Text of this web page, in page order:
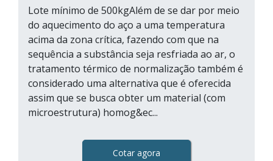
Lote mínimo de 500kgAlém de se dar por meio
do aquecimento do aço a uma temperatura
acima da zona crítica, fazendo com que na
sequência a substância seja resfriada ao ar, o
tratamento térmico de normalização também é
considerado uma alternativa que é oferecida
assim que se busca obter um material (com
microestrutura) homog&ec...
Cotar agora